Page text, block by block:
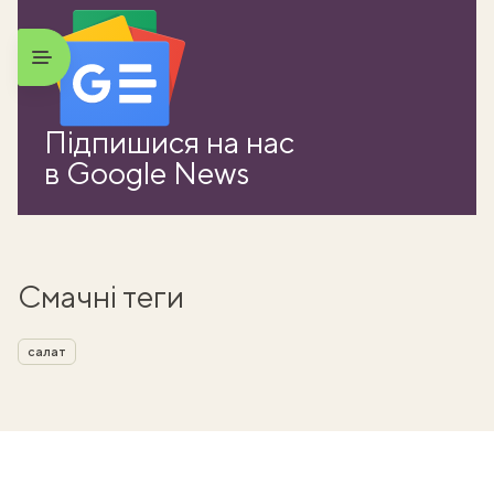
Підпишися на нас
в Google News
Смачні теги
салат